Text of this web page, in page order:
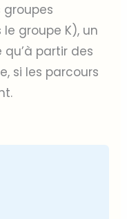
groupes
groupe K), un
partir des
si les parcours